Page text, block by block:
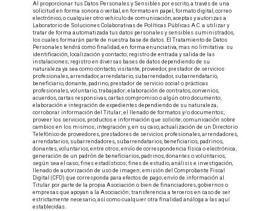
Al proporcionar tus Datos Personales y Sensibles por escrito, a través de una
solicitud en forma sonora o verbal, en formato en papel, formato digital, correo
electrónico, o cualquier otro vehículo de comunicación, aceptas y autorizas a
Laboratorio de Soluciones Colaborativas de Políticas Públicas A.C. a utilizar y
tratar de forma automatizada tus datos personales y sensibles suministrados,
los cuales formarán parte de nuestra base de datos. El Tratamiento de Datos
Personales tendrá como finalidad, en forma enunciativa, mas no limitativa: su
identificación, localización y contacto; registro de entrada y salida de las
instalaciones; registro en diversas bases de datos dependiendo de su
naturaleza ya sea como contacto, visitante, proveedor, prestador de servicios
profesionales, arrendador, arrendatario, subarrendador, subarrendatario,
beneficiario, donante, padrino, prestador de servicio social o prácticas
profesionales, voluntario, trabajador; elaboración de contratos, convenios,
acuerdos, cartas responsivas, cartas compromiso o algún otro documento;
elaboración e integración de expedientes dependiendo de su naturaleza;
corroborar información del Titular; el llenado de formatos y/o documentos;
proveer los servicios, productos e información que solicite; comunicación sobre
cambios en los mismos; integración y, en su caso, actualización de un Directorio
Telefónico de proveedores, prestadores de servicios profesionales, arrendadores,
arrendatarios, subarrendadores, subarrendatarios, beneficiarios, padrinos,
donantes, voluntarios, entre otros; envío de correspondencia física o electrónica;
generación de un padrón de beneficiarios, padrinos, donantes o voluntarios,
según sea el caso; fines estadísticos; fines de estudio, análisis e investigación,
llenado de autorización de uso de imagen; emisión del Comprobante Fiscal
Digital (CFD) que corresponda para efectos de pago; envío de información al
Titular por parte de la propia Asociación o bien de financiadores, gobiernos o
empresas que apoyan a la Asociación; transferencia a terceros en caso de ser
estrictamente necesario, así como cualquier otra finalidad análoga a las aquí
establecidas.